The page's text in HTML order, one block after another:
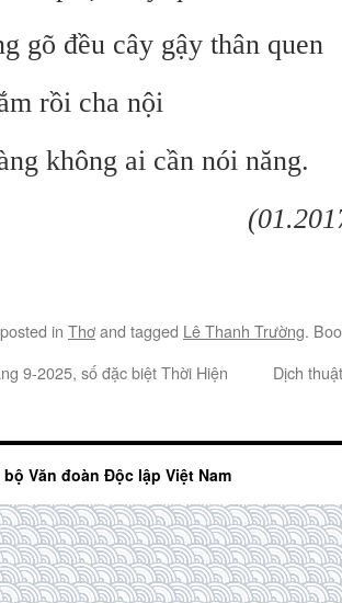
gõ đều cây gậy thân quen
rồi cha nội
không ai cần nói năng.
in Thơand tagged Lê Thanh Trường.
9-2025, số đặc biệt Thời Hiện
Dịch
Văn đoàn Độc lập Việt Nam